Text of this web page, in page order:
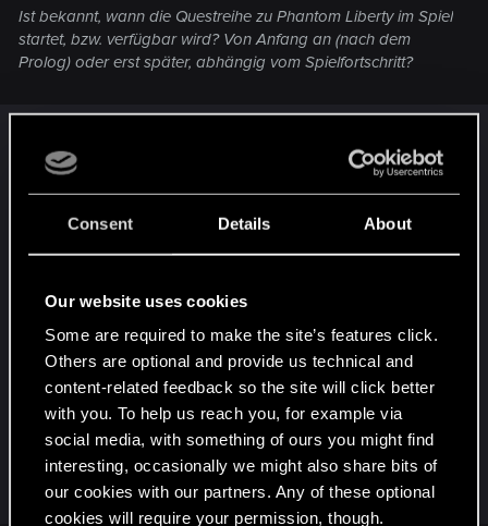
Consent Details About
Our website uses cookies
Some are required to make the site’s features click.
Others are optional and provide us technical and
content-related feedback so the site will click better
with you. To help us reach you, for example via
social media, with something of ours you might find
interesting, occasionally we might also share bits of
our cookies with our partners. Any of these optional
cookies will require your permission, though.
Ist bekannt, wann die Questreihe zu Phantom Liberty im Spiel
startet, bzw. verfügbar wird? Von Anfang an (nach dem
Prolog) oder erst später, abhängig vom Spielfortschritt?
kommenden Update 2.0 und Phantom Liberty
startet die Story der Erweiterung entweder
Questreihe der Voodoo Boys in Pacifica erledigt
hat. Oder man beginnt ein neues Spiel und wählt
die Option, direkt mit Phantom Liberty zu starten.
höheren Level ins Spiel. Für mich kommt aber nur
ein komplett neuer Spieldurchlauf in Frage, da ich
die ganzen Neuerungen erleben und gleichzeitig
einen neuen Spielstil ausprobieren möchte.
R
e
a
Shafir